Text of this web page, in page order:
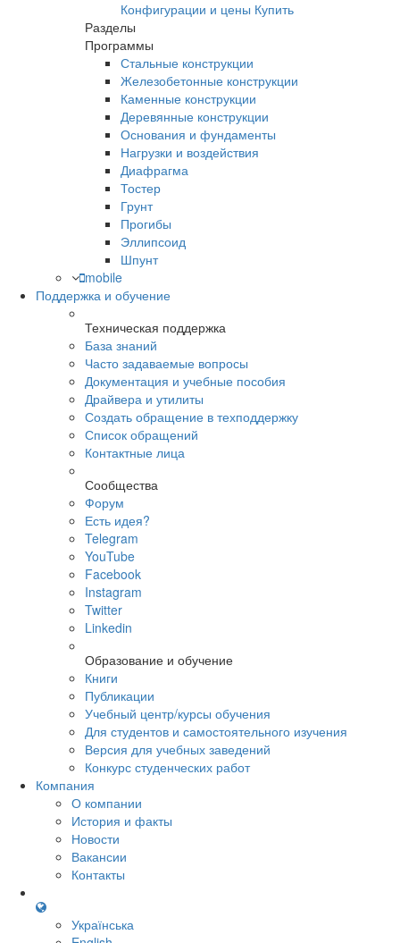
Конфигурации и цены Купить
Разделы
Программы
Стальные конструкции
Железобетонные конструкции
Каменные конструкции
Деревянные конструкции
Основания и фундаменты
Нагрузки и воздействия
Диафрагма
Тостер
Грунт
Прогибы
Эллипсоид
Шпунт
mobile
Поддержка и обучение
Техническая поддержка
База знаний
Часто задаваемые вопросы
Документация и учебные пособия
Драйвера и утилиты
Создать обращение в техподдержку
Список обращений
Контактные лица
Сообщества
Форум
Есть идея?
Telegram
YouTube
Facebook
Instagram
Twitter
Linkedin
Образование и обучение
Книги
Публикации
Учебный центр/курсы обучения
Для студентов и самостоятельного изучения
Версия для учебных заведений
Конкурс студенческих работ
Компания
О компании
История и факты
Новости
Вакансии
Контакты
Українська